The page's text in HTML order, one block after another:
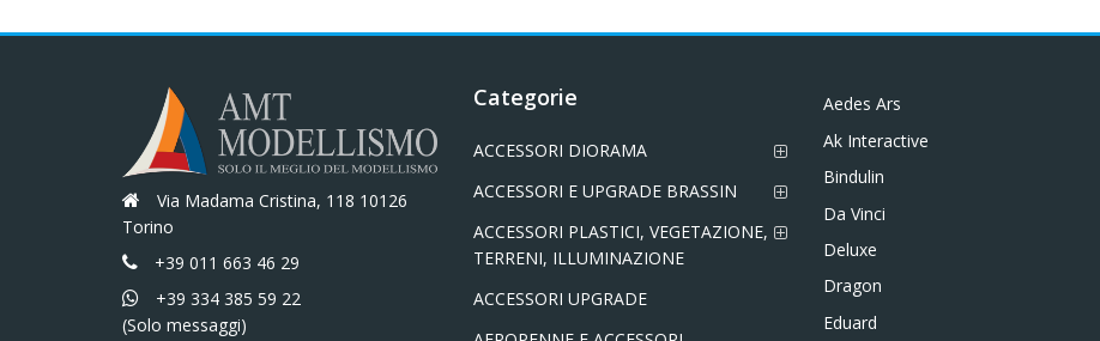
Via Madama Cristina, 118 10126
Torino
+39 011 663 46 29
+39 334 385 59 22
(Solo messaggi)
Categorie
ACCESSORI DIORAMA
ACCESSORI E UPGRADE BRASSIN
ACCESSORI PLASTICI, VEGETAZIONE,
TERRENI, ILLUMINAZIONE
ACCESSORI UPGRADE
Aedes Ars
Ak Interactive
Bindulin
Da Vinci
Deluxe
Dragon
Eduard